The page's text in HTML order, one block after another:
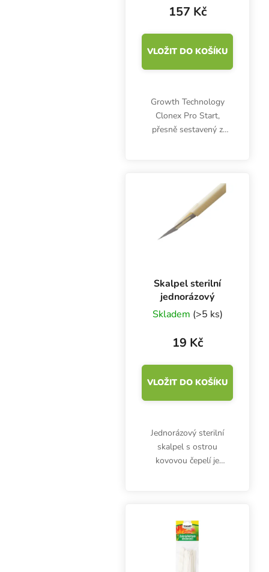
157 Kč
VLOŽIT DO KOŠÍKU
Growth Technology
Clonex Pro Start,
přesně sestavený z
podporuje vynikající
vývoj kořenů a raný růst
řízků, sazenic a...
Skalpel sterilní
jednorázový
Skladem (>5 ks)
19 Kč
VLOŽIT DO KOŠÍKU
Jednorázový sterilní
skalpel s ostrou
kovovou čepelí je
stonků i celých bylinek
nebo plodů.